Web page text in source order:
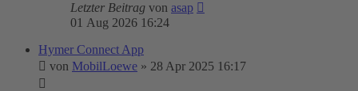
Letzter Beitrag von asap
01 Aug 2026 16:24
Hymer Connect App
von MobilLoewe » 28 Apr 2025 16:17